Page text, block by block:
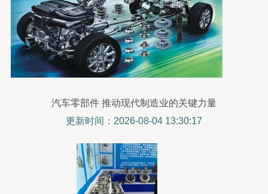
汽车零部件 推动现代制造业的关键力量
更新时间：2026-08-04 13:30:17